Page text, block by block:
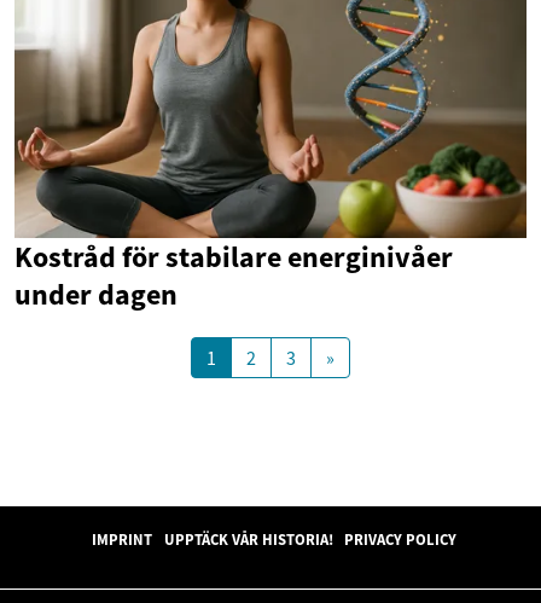
Kostråd för stabilare energinivåer
under dagen
1 2 3 »
IMPRINT UPPTÄCK VÅR HISTORIA! PRIVACY POLICY